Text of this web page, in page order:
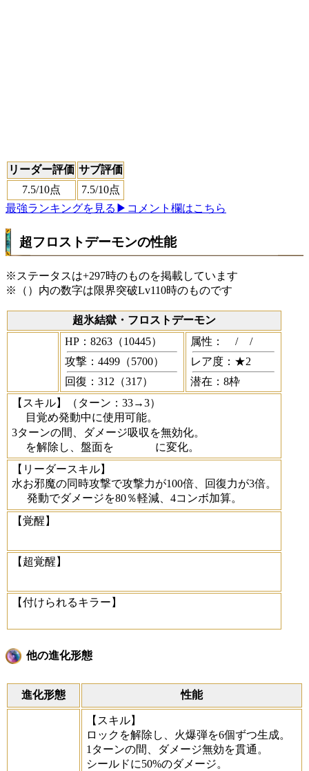
リーダー評価 サブ評価
7.5/10点 7.5/10点
最強ランキングを見る ▶コメント欄はこちら
超フロストデーモンの性能
※ステータスは+297時のものを掲載しています
※（）内の数字は限界突破Lv110時のものです
超氷結獄・フロストデーモン
HP：8263（10445）
攻撃：4499（5700）
回復：312（317）
属性： /
/
レア度：★2
潜在：8枠
【スキル】
（ターン：33→3）
目覚め発動中に使用可能。
3ターンの間、ダメージ吸収を無効化。
を解除し、盤面を
に変化。
【リーダースキル】
水お邪魔の同時攻撃で攻撃力が100倍、回復力が3倍。
発動でダメージを80％軽減、4コンボ加算。
【覚醒】
【超覚醒】
【付けられるキラー】
他の進化形態
進化形態 性能
【スキル】
ロックを解除し、火爆弾を6個ずつ生成。
1ターンの間、ダメージ無効を貫通。
シールドに50%のダメージ。